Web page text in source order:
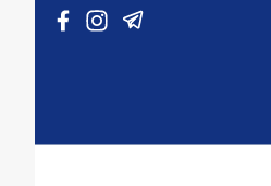
Vai al contenuto